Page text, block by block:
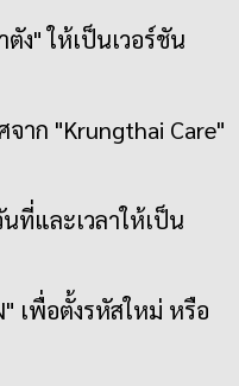
ง" ให้เป็นเวอร์ชัน
าก "Krungthai Care"
ที่และเวลาให้เป็น
เพื่อตั้งรหัสใหม่ หรือ